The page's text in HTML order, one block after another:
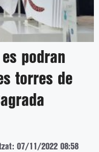
podran
torres de
07/11/2022 08:58